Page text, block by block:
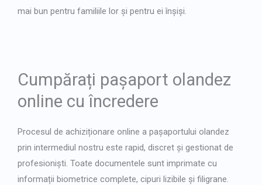
mai bun pentru familiile lor și pentru ei înșiși.
Cumpărați pașaport olandez
online cu încredere
Procesul de achiziționare online a pașaportului olandez
prin intermediul nostru este rapid, discret și gestionat de
profesioniști. Toate documentele sunt imprimate cu
informații biometrice complete, cipuri lizibile și filigrane.